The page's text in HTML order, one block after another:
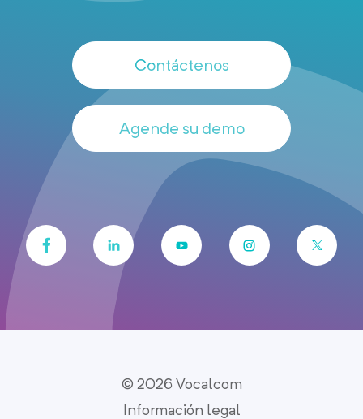
Contáctenos
Agende su demo
© 2026 Vocalcom
Información legal